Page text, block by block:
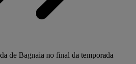
de Bagnaia no final da temporada